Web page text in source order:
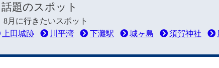
話題のスポット
8月に行きたいスポット
上田城跡
川平湾 下灘駅 城ヶ島 須賀神社